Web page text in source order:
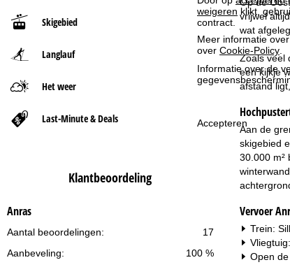
weigeren klikt,
contract.
Meer informatie
over Cookie-Policy.
Informatie over de
Accepteren
Skigebied
Langlauf
Het weer
Last-Minute & Deals
Klantbeoordeling
Anras
17
Aantal beoordelingen:
100 %
Aanbeveling:
t
p
a
g
i
n
vrijwel
wat
Zoals veel
een kijkje
afstand
Aan de
skigebied
30.000 m²
Vervoer
Trein:
Open